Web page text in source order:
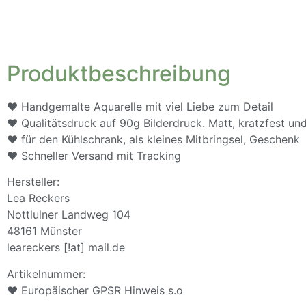
Produktbeschreibung
♥ Handgemalte Aquarelle mit viel Liebe zum Detail
♥ Qualitätsdruck auf 90g Bilderdruck. Matt, kratzfest
♥ für den Kühlschrank, als kleines Mitbringsel, Geschenk
♥ Schneller Versand mit Tracking
Hersteller:
Lea Reckers
Nottlulner Landweg 104
48161 Münster
leareckers [!at] mail.de
Artikelnummer:
♥ Europäischer GPSR Hinweis s.o